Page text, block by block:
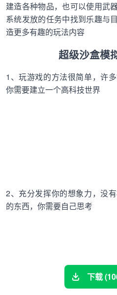
建造各种物品，也可以使用武
系统发放的任务中找到乐趣与
造更多有趣的玩法内容
超级沙盒模
1、玩游戏的方法很简单，许
你需要建立一个高科技世界
2、充分发挥你的想象力，没
的东西，你需要自己思考
下载